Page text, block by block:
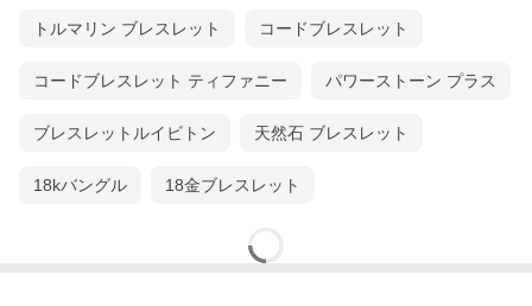
トルマリン ブレスレット コードブレスレット
コードブレスレット ティファニー パワーストーン プラス
ブレスレットルイビトン 天然石 ブレスレット
18kバングル 18金ブレスレット